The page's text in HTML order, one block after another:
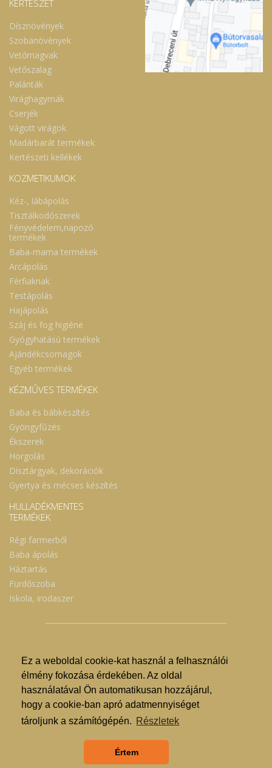
Ez a weboldal cookie-kat használ a felhasználói
élmény fokozása érdekében. Az oldal
használatával Ön automatikusan hozzájárul,
hogy a cookie-ban apró adatmennyiséget
tároljunk a számítógépén. Részletek
Értem
KERTÉSZET
Dísznövények
Szobanövények
Vetőmagvak
Vetőszalag
Palánták
Virághagymák
Cserjék
Vágott virágok
Madárbarát termékek
Kertészeti kellékek
KOZMETIKUMOK
Kéz-, lábápolás
Tisztálkodószerek
Fényvédelem,napozó
termékek
Baba-mama termékek
Arcápolás
Férfiaknak
Testápolás
Hajápolás
Száj és fog higiéne
Gyógyhatású termékek
Ajándékcsomagok
Egyéb termékek
KÉZMŰVES TERMÉKEK
Baba és bábkészítés
Gyöngyfűzés
Ékszerek
Horgolás
Dísztárgyak, dekorációk
Gyertya és mécses készítés
HULLADÉKMENTES
TERMÉKEK
Régi farmerből
Baba ápolás
Háztartás
Fürdőszoba
Iskola, irodaszer
© Nyíregyházi Kosár Közösség 2019.
Hogyan lehet vásárolni?
GDPR
ÁSZF